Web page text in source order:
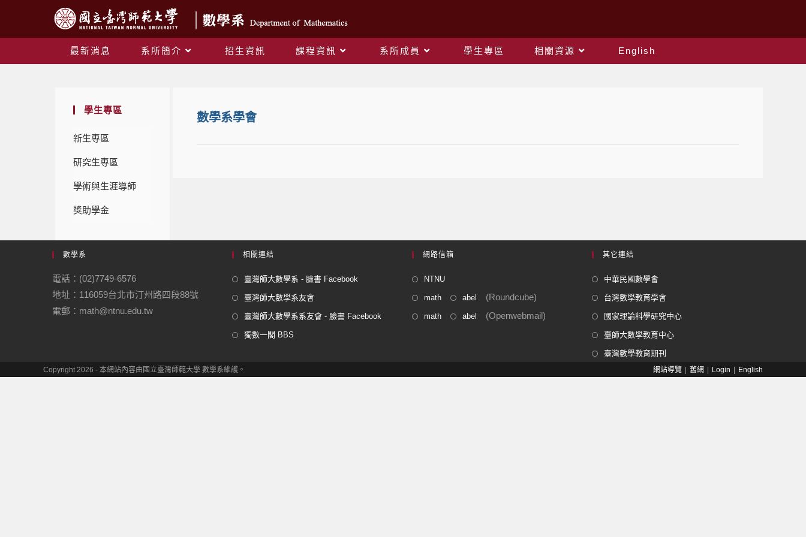
最新消息 系所簡介 招生資訊 課程資訊 系所成員 學生專區 相關資源
English
學生專區
新生專區
研究生專區
學術與生涯導師
獎助學金
數學系學會
數學系
電話：(02)7749-6576
地址：116059台北市汀州路四段88號
電郵：math@ntnu.edu.tw
相關連結
臺灣師大數學系 - 臉書 Facebook
臺灣師大數學系友會
臺灣師大數學系系友會 - 臉書 Facebook
獨數一閣 BBS
網路信箱
NTNU
math abel (Roundcube)
math abel (Openwebmail)
其它連結
中華民國數學會
台灣數學教育學會
國家理論科學研究中心
臺師大數學教育中心
臺灣數學教育期刊
網站導覽 舊網 Login English
Copyright 2026 - 本網站內容由國立臺灣師範大學 數學系維護。